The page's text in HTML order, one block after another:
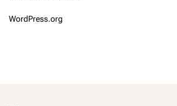
WordPress.org